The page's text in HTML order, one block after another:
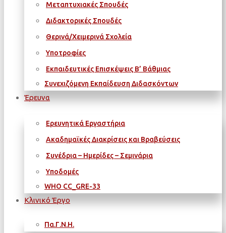
Μεταπτυχιακές Σπουδές
Διδακτορικές Σπουδές
Θερινά/Χειμερινά Σχολεία
Υποτροφίες
Εκπαιδευτικές Επισκέψεις Β’ Βάθμιας
Συνεχιζόμενη Εκπαίδευση Διδασκόντων
Έρευνα
Ερευνητικά Εργαστήρια
Ακαδημαϊκές Διακρίσεις και Βραβεύσεις
Συνέδρια – Ημερίδες – Σεμινάρια
Υποδομές
WΗΟ CC_GRE-33
Κλινικό Έργο
Πα.Γ.Ν.Η.